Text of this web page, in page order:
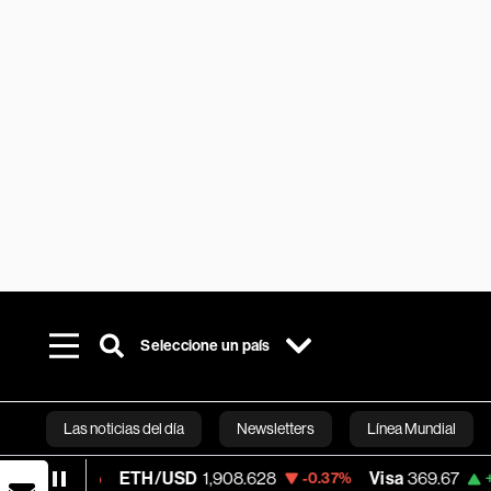
Seleccione un país
Las noticias del día Newsletters Línea Mundial
Bloomberg
ETH/USD 1,908.628 -0.37% Visa 369.67 +0.31%